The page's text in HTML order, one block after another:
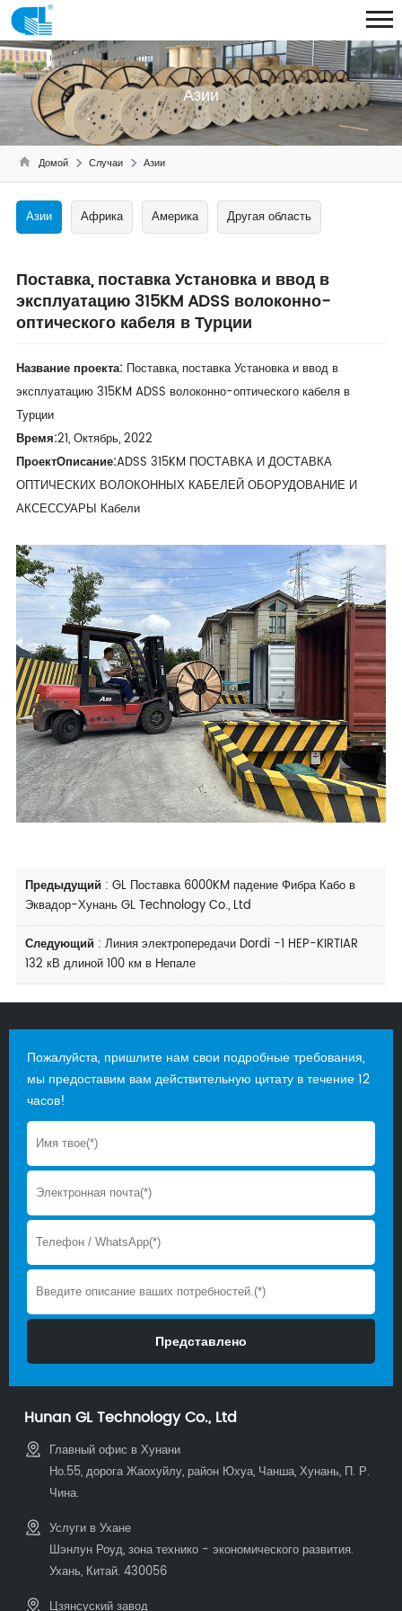
Азии
Домой Случаи Азии
Азии Африка Америка Другая область
Поставка, поставка Установка и ввод в
эксплуатацию 315KM ADSS волоконно-
оптического кабеля в Турции
Название проекта: Поставка, поставка Установка и ввод в
эксплуатацию 315KM ADSS волоконно-оптического кабеля в
Турции
Время:21, Октябрь, 2022
ПроектОписание:ADSS 315KM ПОСТАВКА И ДОСТАВКА
ОПТИЧЕСКИХ ВОЛОКОННЫХ КАБЕЛЕЙ ОБОРУДОВАНИЕ И
АКСЕССУАРЫ Кабели
Предыдущий : GL Поставка 6000KM падение Фибра Кабо в
Эквадор-Хунань GL Technology Co., Ltd
Следующий : Линия электропередачи Dordi -1 HEP-KIRTIAR
132 кВ длиной 100 км в Непале
Пожалуйста, пришлите нам свои подробные требования,
мы предоставим вам действительную цитату в течение 12
часов!
Hunan GL Technology Co., Ltd
Главный офис в Хунани
Но.55, дорога Жаохуйлу, район Юхуа, Чанша, Хунань, П. Р.
Чина.
Услуги в Ухане
Шэнлун Роуд, зона технико - экономического развития.
Ухань, Китай. 430056
Цзянсуский завод